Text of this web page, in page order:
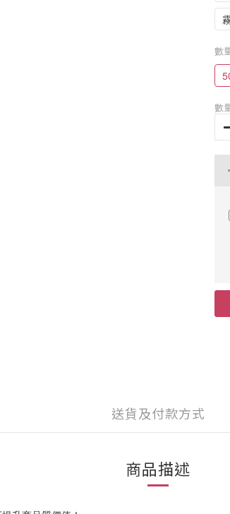
數
數
送貨及付款方式
商品描述